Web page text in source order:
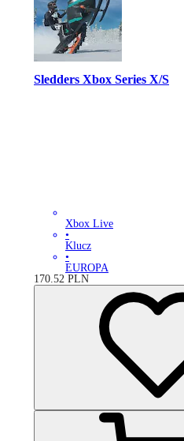
Sledders Xbox Series X/S
Xbox Live
•
Klucz
•
EUROPA
170.52 PLN